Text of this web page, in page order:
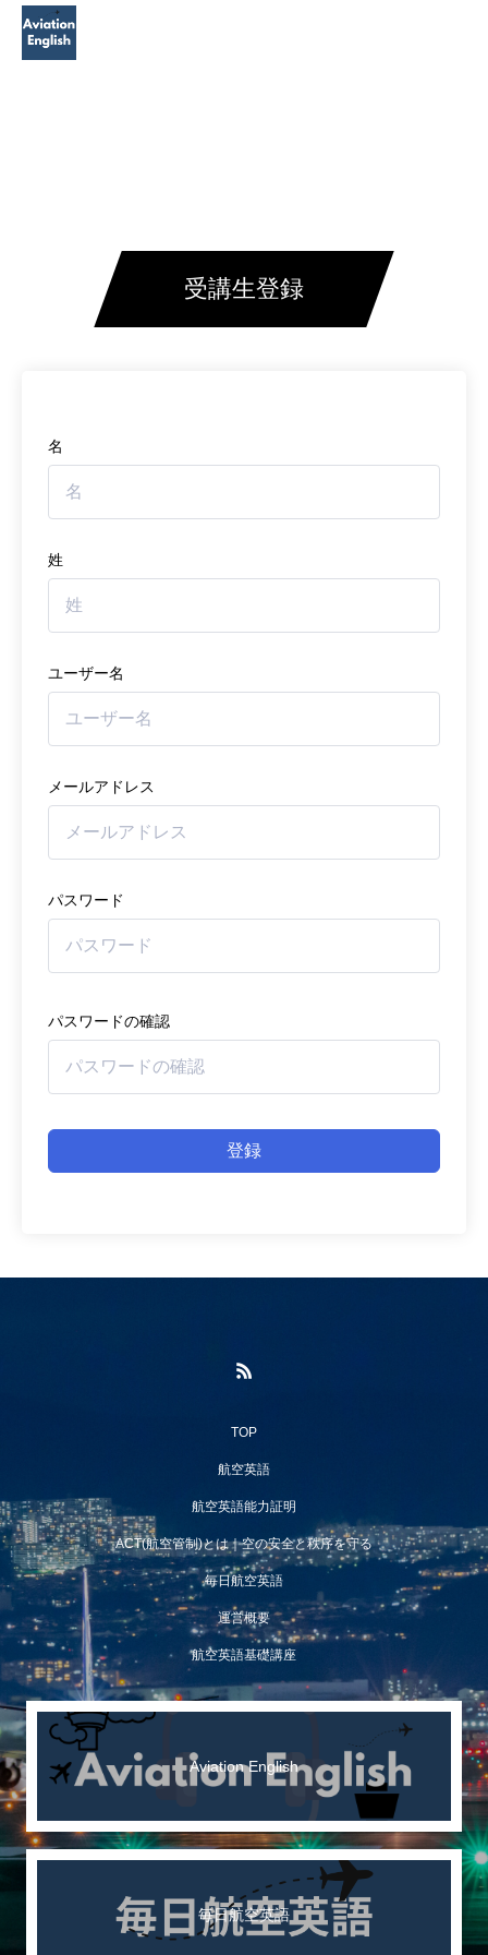
受講生登録
名
姓
ユーザー名
メールアドレス
パスワード
パスワードの確認
登録
TOP
航空英語
航空英語能力証明
ACT(航空管制)とは｜空の安全と秩序を守る
毎日航空英語
運営概要
航空英語基礎講座
Aviation English
毎日航空英語